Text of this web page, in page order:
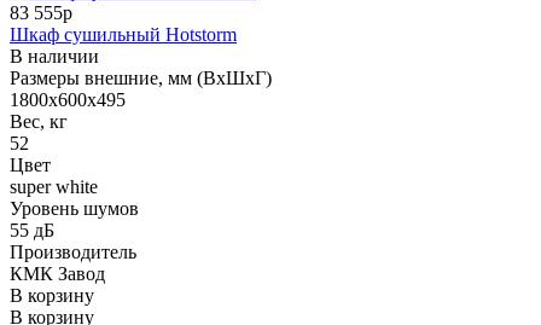
83 555р
Шкаф сушильный Hotstorm
В наличии
Размеры внешние, мм (ВхШхГ)
1800x600x495
Вес, кг
52
Цвет
super white
Уровень шумов
55 дБ
Производитель
КМК Завод
В корзину
В корзину